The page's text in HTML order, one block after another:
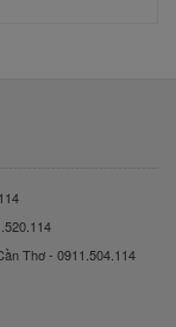
Thơ - 0911.504.114